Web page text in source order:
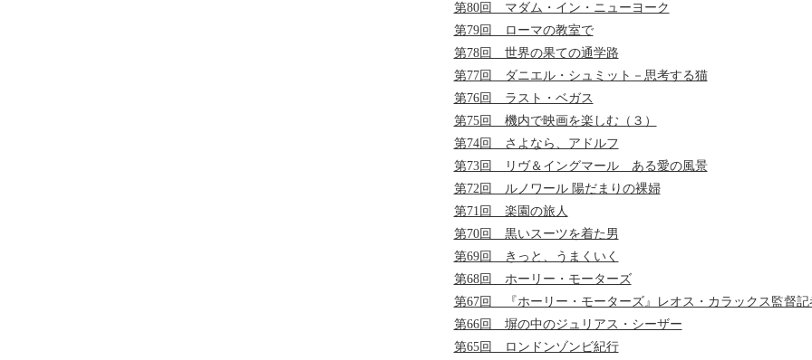
第80回 マダム・イン・ニューヨーク
第79回 ローマの教室で
第78回 世界の果ての通学路
第77回 ダニエル・シュミット－思考する猫
第76回 ラスト・ベガス
第75回 機内で映画を楽しむ（３）
第74回 さよなら、アドルフ
第73回 リヴ＆イングマール ある愛の風景
第72回 ルノワール 陽だまりの裸婦
第71回 楽園の旅人
第70回 黒いスーツを着た男
第69回 きっと、うまくいく
第68回 ホーリー・モーターズ
第67回 『ホーリー・モーターズ』レオス・カラックス監督記
第66回 塀の中のジュリアス・シーザー
第65回 ロンドンゾンビ紀行